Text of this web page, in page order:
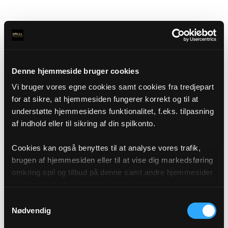
Denne hjemmeside bruger cookies
Vi bruger vores egne cookies samt cookies fra tredjepart
for at sikre, at hjemmesiden fungerer korrekt og til at
understøtte hjemmesidens funktionalitet, f.eks. tilpasning
af indhold eller til sikring af din spilkonto.
Cookies kan også benyttes til at analyse vores trafik,
brugen af hjemmesiden eller til at vise dig markedsføring
omkring spil og tilbud på denne samt andre hjemmesider
af cookies under "Detaljer" eller ved at klikke videre til
vores Cookiepolitik, som du finder i bunden af vores
Nødvendig